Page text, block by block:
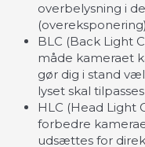
overbelysning i
(overeksponering)
BLC (Back Light
måde kameraet
gør dig i stand
lyset skal
HLC (Head Light
forbedre
udsættes for